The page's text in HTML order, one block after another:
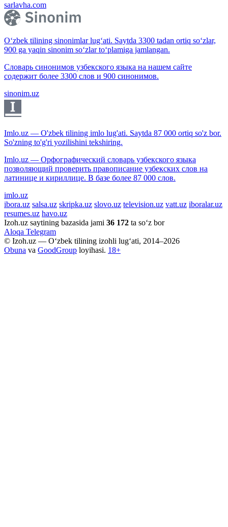
sarlavha.com
O‘zbek tilining sinonimlar lug‘ati. Saytda 3300 tadan ortiq so‘zlar,
900 ga yaqin sinonim so‘zlar to‘plamiga jamlangan.
Словарь синонимов узбекского языка на нашем сайте
содержит более 3300 слов и 900 синонимов.
sinonim.uz
Imlo.uz — O'zbek tilining imlo lug'ati. Saytda 87 000 ortiq so'z bor.
So'zning to'g'ri yozilishini tekshiring.
Imlo.uz — Орфографический словарь узбекского языка
позволяющий проверить правописание узбекских слов на
латинице и кириллице. В базе более 87 000 слов.
imlo.uz
ibora.uz salsa.uz skripka.uz slovo.uz television.uz vatt.uz iboralar.uz
resumes.uz havo.uz
Izoh.uz saytining bazasida jami 36 172 ta so‘z bor
Aloqa Telegram
© Izoh.uz — O‘zbek tilining izohli lug‘ati, 2014–2026
Obuna va GoodGroup loyihasi. 18+